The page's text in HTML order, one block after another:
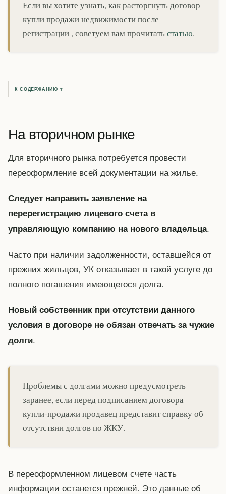
Если вы хотите узнать, как расторгнуть договор
купли продажи недвижимости после
регистрации , советуем вам прочитатьстатью.
К СОДЕРЖАНИЮ ↑
На вторичном рынке
Для вторичного рынка потребуется провести
переоформление всей документации на жилье.
Следует направить заявление на
перерегистрацию лицевого счета в
управляющую компанию на нового владельца.
Часто при наличии задолженности, оставшейся от
прежних жильцов, УК отказывает в такой услуге до
полного погашения имеющегося долга.
Новый собственник при отсутствии данного
условия в договоре не обязан отвечать за чужие
долги.
Проблемы с долгами можно предусмотреть
заранее, если перед подписанием договора
купли-продажи продавец представит справку об
отсутствии долгов по ЖКУ.
В переоформленном лицевом счете часть
информации останется прежней. Это данные об